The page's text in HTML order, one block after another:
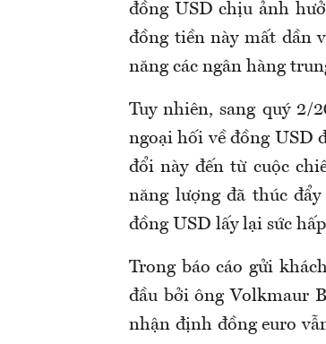
đồng USD chịu ảnh
đồng tiền này mất dần
năng các ngân hàng
Tuy nhiên, sang quý 2/
ngoại hối về đồng USD
đổi này đến từ cuộc
năng lượng đã thúc
đồng USD lấy lại sức
Trong báo cáo gửi
đầu bởi ông Volkmaur
nhận định đồng euro